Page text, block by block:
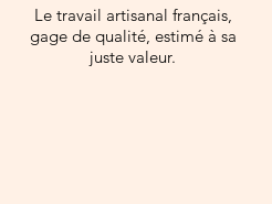
Le travail artisanal français,
gage de qualité, estimé à sa
juste valeur.